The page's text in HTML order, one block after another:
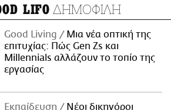
LIFO ΔΗΜΟΦΙΛΗ
Good Living
Μια νέα οπτική της
επιτυχίας: Πώς Gen Zs και
Millennials αλλάζουν το τοπίο της
εργασίας
Εκπαίδευση
Νέοι δικηγόροι